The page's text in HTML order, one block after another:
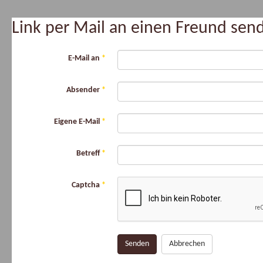
Link per Mail an einen Freund
E-Mail an *
Absender *
Eigene E-Mail *
Betreff*
Captcha *
Senden Abbrechen